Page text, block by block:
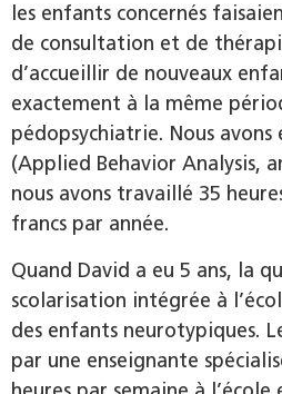
les enfants concernés
de consultation et de
d’accueillir de nouveaux
exactement à la même
pédopsychiatrie. Nous
(Applied Behavior Analysis,
nous avons travaillé 35
francs par année.
Quand David a eu 5 ans, la
scolarisation intégrée à
des enfants neurotypiques.
par une enseignante